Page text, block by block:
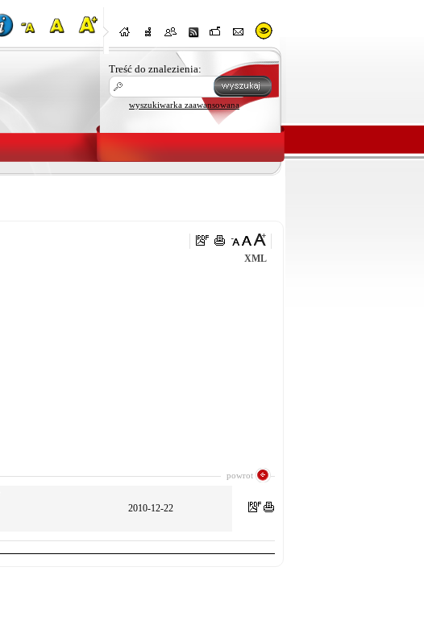
Treść do znalezienia:
wyszukiwarka zaawansowana
XML
powrot
2010-12-22